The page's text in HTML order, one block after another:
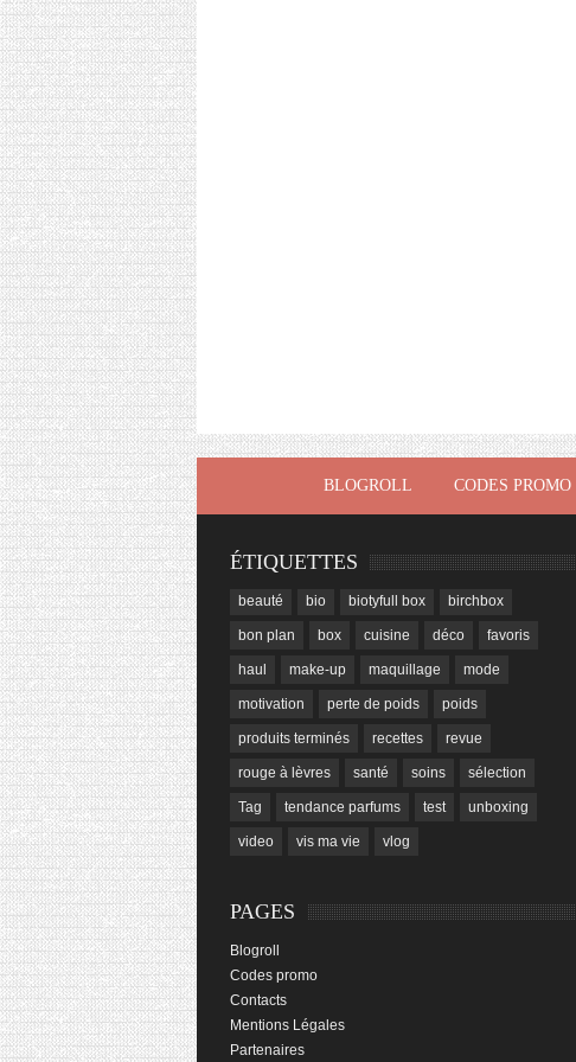
BLOGROLL CODES PROMO
ÉTIQUETTES
beauté bio biotyfull box birchbox
bon plan box cuisine déco favoris
haul make-up maquillage mode
motivation perte de poids poids
produits terminés recettes revue
rouge à lèvres santé soins sélection
Tag tendance parfums test unboxing
video vis ma vie vlog
PAGES
Blogroll
Codes promo
Contacts
Mentions Légales
Partenaires